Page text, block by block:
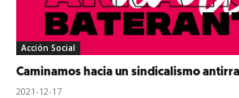
Acción Social
Caminamos hacia un sindicalismo
2021-12-17